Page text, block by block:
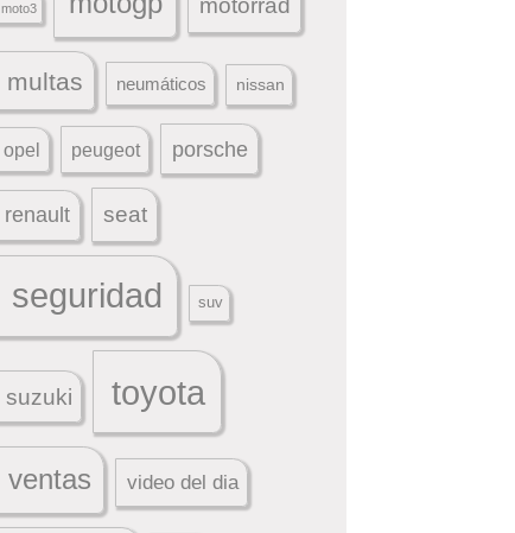
moto3 motorrad
multas neumáticos nissan
opel peugeot porsche
renault seat
seguridad suv
suzuki toyota
ventas video del dia